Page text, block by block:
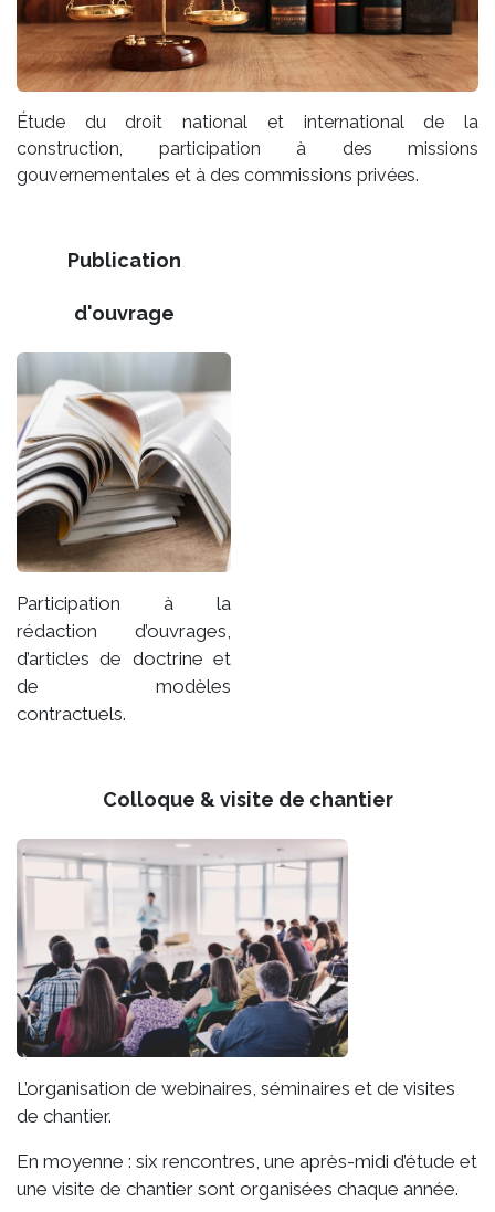
Étude du droit national et international de la
construction, participation à des missions
gouvernementales et à des commissions privées.
Publication
d'ouvrage
Participation à la
rédaction d’ouvrages,
d’articles de doctrine et
de modèles
contractuels.
Colloque & visite de chantier
L’organisation de webinaires, séminaires et de visites
de chantier.
En moyenne : six rencontres, une après-midi d’étude et
une visite de chantier sont organisées chaque année.